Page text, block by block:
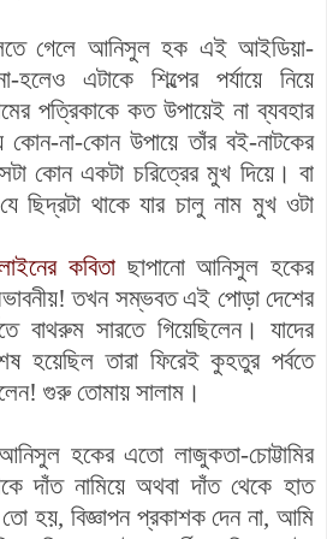
গেলে আনিসুল হক এই আইডিয়া-
হলেও এটাকে শিল্পের পর্যায়ে নিয়ে
পত্রিকাকে কত উপায়েই না ব্যবহার
না-কোন উপায়ে তাঁর বই-নাটকের
কোন একটা চরিত্রের মুখ দিয়ে। বা
ছিদ্রটা থাকে যার চালু নাম মুখ ওটা
কবিতাছাপানো আনিসুল হকের
তখন সম্ভবত এই পোড়া দেশের
বাথরুম সারতে গিয়েছিলেন। যাদের
হয়েছিল তারা ফিরেই কুহতুর পর্বতে
গুরু তোমায় সালাম।
হকের এতো লাজুকতা-চোট্টামির
দাঁত নামিয়ে অথবা দাঁত থেকে হাত
হয়, বিজ্ঞাপন প্রকাশক দেন না, আমি